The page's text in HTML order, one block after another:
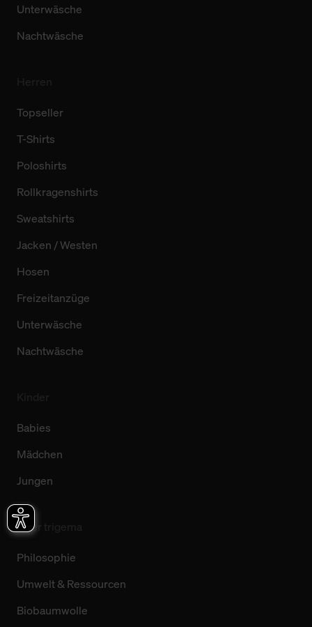
Unterwäsche
Nachtwäsche
Topseller
T-Shirts
Poloshirts
Rollkragenshirts
Sweatshirts
Jacken / Westen
Hosen
Freizeitanzüge
Unterwäsche
Nachtwäsche
Babies
Mädchen
Jungen
Über trigema
Philosophie
Umwelt & Ressourcen
Biobaumwolle